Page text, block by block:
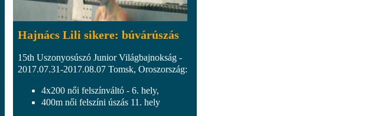
Hajnács Lili sikere: búvárúszás
15th Uszonyosúszó Junior Világbajnokság -
2017.07.31-2017.08.07 Tomsk, Oroszország:
4x200 női felszínváltó - 6. hely,
400m női felszíni úszás 11. hely